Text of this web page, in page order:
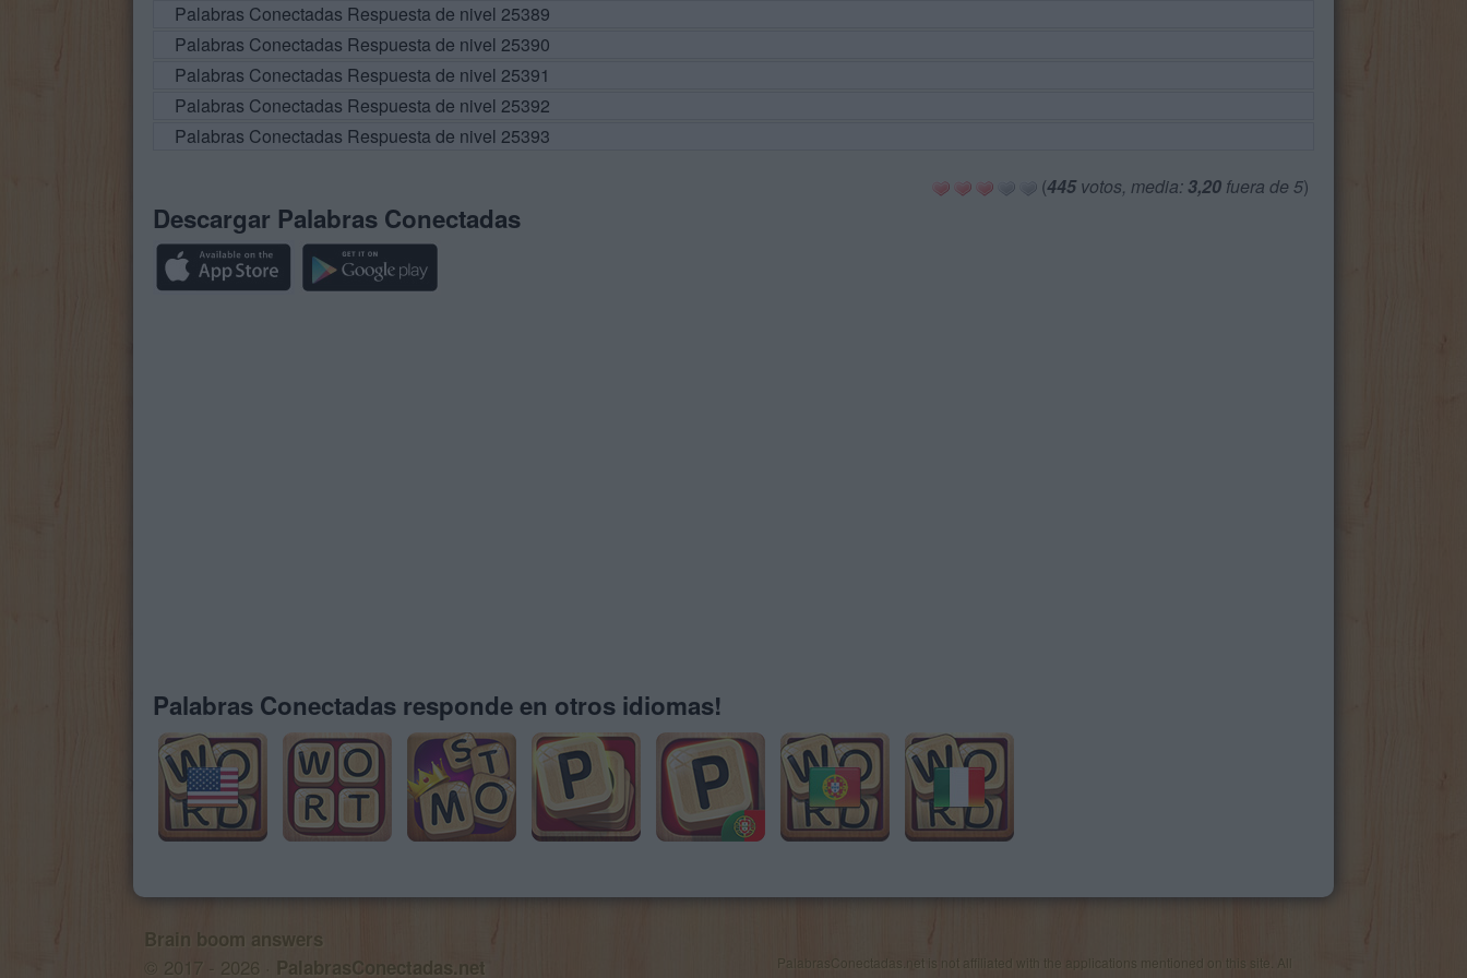
Palabras Conectadas Respuesta de nivel 25389
Palabras Conectadas Respuesta de nivel 25390
Palabras Conectadas Respuesta de nivel 25391
Palabras Conectadas Respuesta de nivel 25392
Palabras Conectadas Respuesta de nivel 25393
(445votos, media: 3,20 fuera de 5)
Descargar Palabras Conectadas
Palabras Conectadas responde en otros idiomas!
Brain boom answers
© 2017 - 2026 · PalabrasConectadas.net
PalabrasConectadas.net is not affiliated with the applications mentioned on this site. All